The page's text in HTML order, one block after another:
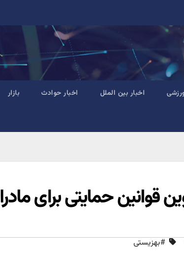
اخبار بین الملل اخبار حوادث بازار
قوانین حمایتی برای
#بهزیستی